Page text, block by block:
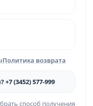
Политика возврата
(3452) 577-999
способ получения